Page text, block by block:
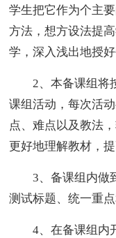
学生把它作为个主
方法，想方设法提
学，深入浅出地授
2、本备课组将按
课组活动，每次活
点、难点以及教法
更好地理解教材，提
3、备课组内做到
测试标题、统一重
4、在备课组内开